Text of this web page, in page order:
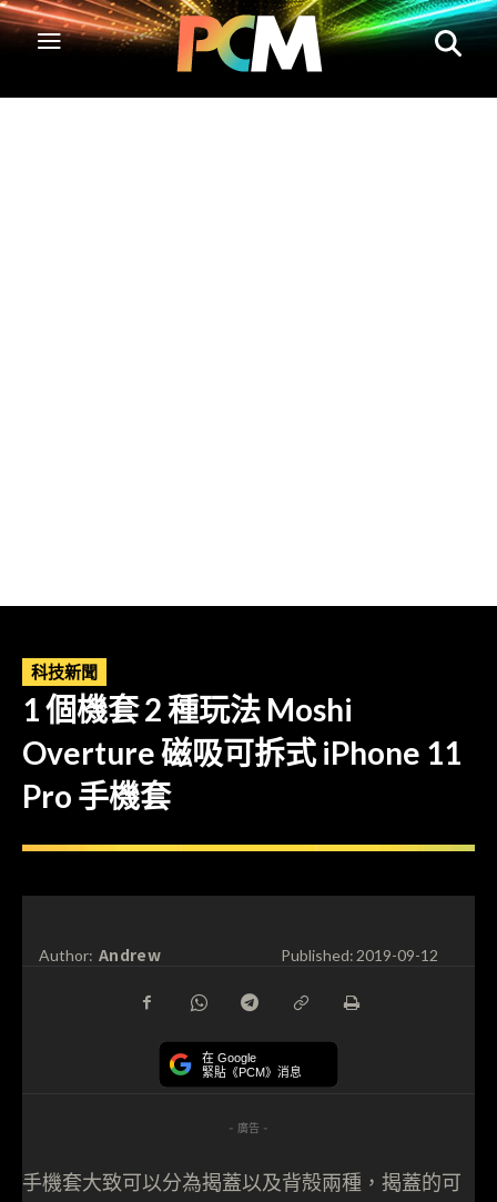
科技新聞
1 個機套 2 種玩法 Moshi
Overture 磁吸可拆式 iPhone 11
Pro 手機套
Author: Andrew Published:2019-09-12
在 Google
緊貼《PCM》消息
- 廣告 -
手機套大致可以分為揭蓋以及背殻兩種，揭蓋的可